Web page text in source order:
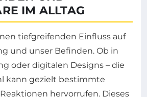
IM ALLTAG
tiefgreifenden Einfluss auf
und unser Befinden. Ob in
oder digitalen Designs – die
kann gezielt bestimmte
hervorrufen. Dieses